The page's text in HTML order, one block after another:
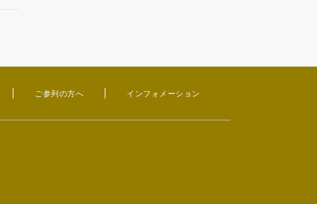
ご参列の方へ インフォメーション